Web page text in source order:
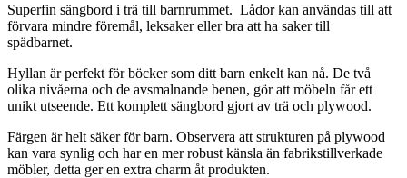
Superfin sängbord i trä till barnrummet. Lådor kan användas till att
förvara mindre föremål, leksaker eller bra att ha saker till
spädbarnet.
Hyllan är perfekt för böcker som ditt barn enkelt kan nå. De två
olika nivåerna och de avsmalnande benen, gör att möbeln får ett
unikt utseende. Ett komplett sängbord gjort av trä och plywood.
Färgen är helt säker för barn. Observera att strukturen på plywood
kan vara synlig och har en mer robust känsla än fabrikstillverkade
möbler, detta ger en extra charm åt produkten.